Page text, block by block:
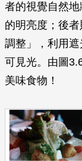
者的視覺自然
的明亮度；後
調整」，利用
可見光。由圖
美味食物！